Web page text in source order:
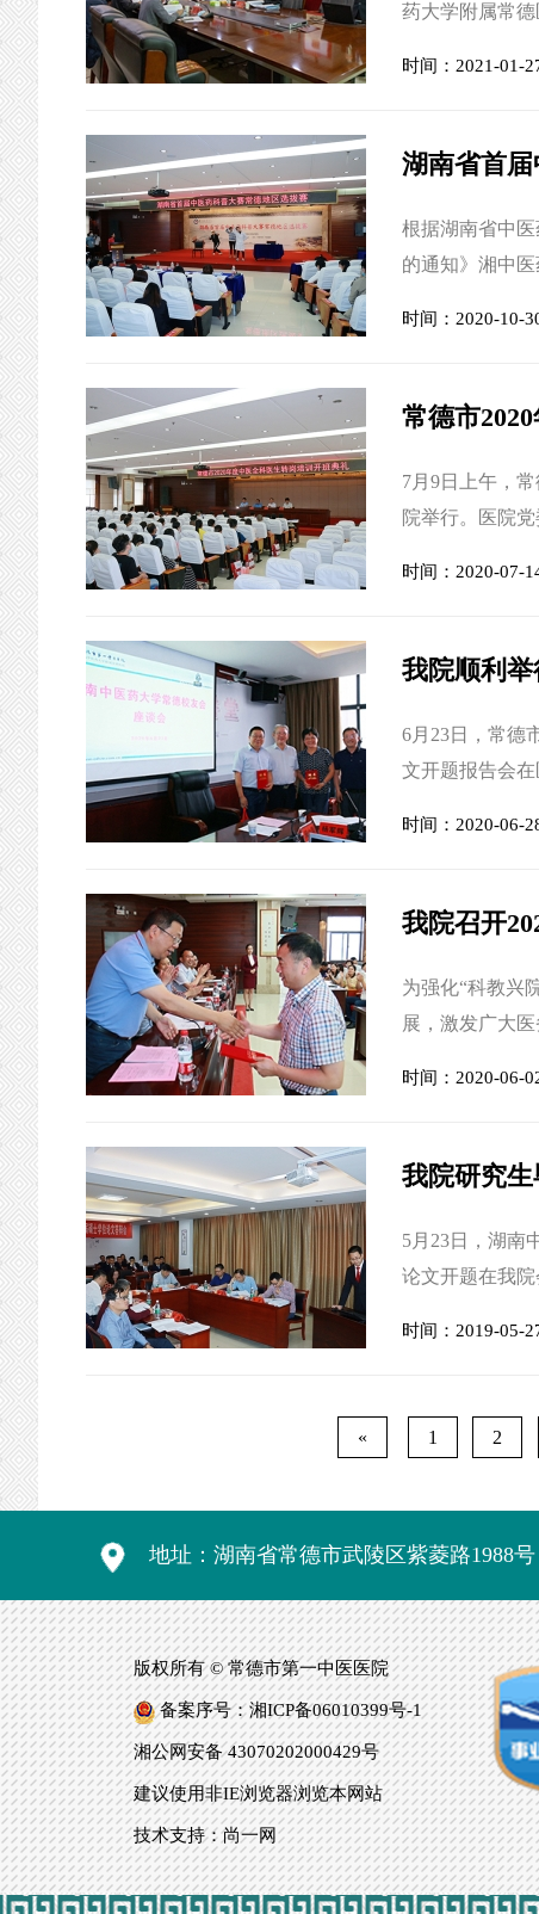
药大学附属常
行。 湖南中
授担任开题组
专家出席。邵
时间：2021-01-
湖南省首
根据湖南省中
的通知》湘中
全省首届中医
德市卫生健康
市卫生健康委
时间：2020-10-
常德市
7月9日上午，
院举行。医院
院长车雄宇主
基层的50名中
够满足城乡居
时间：2020-07-
6月23日，常德
文开题报告会
辩，2021届34
长张勇，党委
学副校长、教授
时间：2020-06-
我院召开
为强化“科教兴
展，激发广大
医院2020年度
室负责人，二
科研、教学、
时间：2020-06-
我院研究
5月23日，湖南
论文开题在我
任开题答辩主
刘志军、车雄
加了答辩及开
时间：2019-05-
« 1 2
地址：湖南省常德市武陵区紫菱路1988号
版权所有 © 常德市第一中医医院
备案序号：湘ICP备06010399号-1
湘公网安备 43070202000429号
建议使用非IE浏览器浏览本网站
技术支持：尚一网